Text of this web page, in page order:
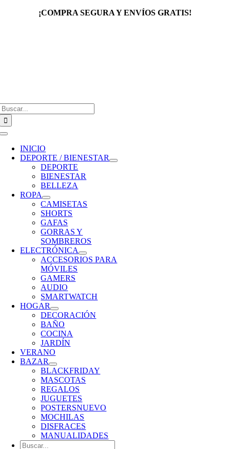
¡COMPRA SEGURA Y ENVÍOS GRATIS!
Toggle
Navigation
INICIO
DEPORTE / BIENESTAR
DEPORTE
BIENESTAR
BELLEZA
ROPA
CAMISETAS
SHORTS
GAFAS
GORRAS Y
SOMBREROS
ELECTRÓNICA
ACCESORIOS PARA
MÓVILES
GAMERS
AUDIO
SMARTWATCH
HOGAR
DECORACIÓN
BAÑO
COCINA
JARDÍN
VERANO
BAZAR
BLACKFRIDAY
MASCOTAS
REGALOS
JUGUETES
POSTERSNUEVO
MOCHILAS
DISFRACES
MANUALIDADES
Buscar: